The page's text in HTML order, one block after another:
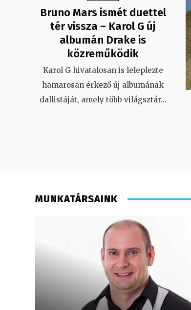
Bruno Mars ismét duettel
tér vissza – Karol G új
albumán Drake is
közreműködik
Karol G hivatalosan is leleplezte
hamarosan érkező új albumának
dallistáját, amely több világsztár...
MUNKATÁRSAINK